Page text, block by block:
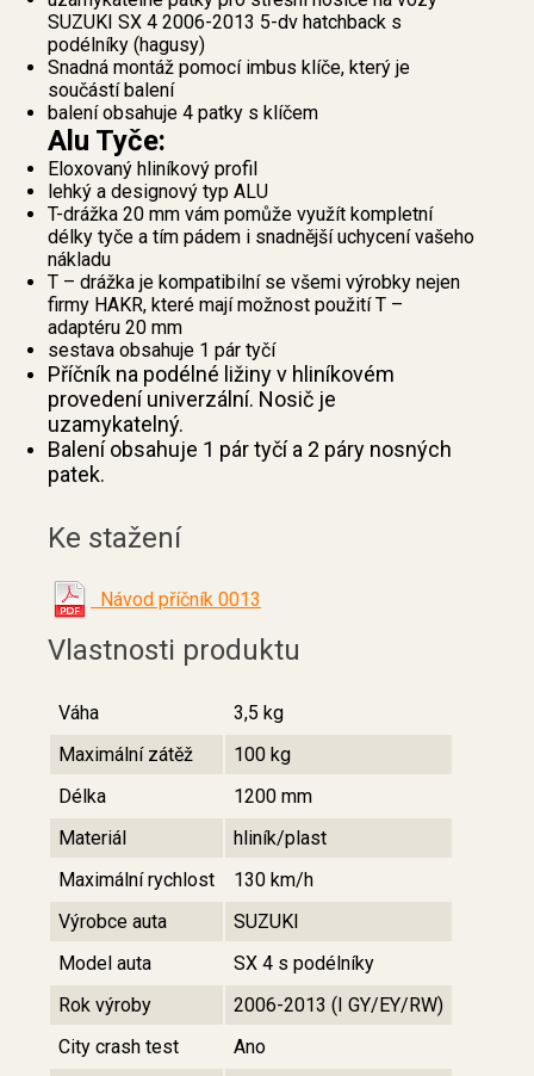
SUZUKI SX 4 2006-2013 5-dv hatchback s
podélníky (hagusy)
Snadná montáž pomocí imbus klíče, který je
součástí balení
balení obsahuje 4 patky s klíčem
Alu Tyče:
Eloxovaný hliníkový profil
lehký a designový typ ALU
T-drážka 20 mm vám pomůže využít kompletní
délky tyče a tím pádem i snadnější uchycení vašeho
nákladu
T – drážka je kompatibilní se všemi výrobky nejen
firmy HAKR, které mají možnost použití T –
adaptéru 20 mm
sestava obsahuje 1 pár tyčí
Příčník na podélné ližiny v hliníkovém
provedení univerzální. Nosič je
uzamykatelný.
Balení obsahuje 1 pár tyčí a 2 páry nosných
patek.
Ke stažení
Návod příčník 0013
Vlastnosti produktu
Váha
3,5 kg
Maximální zátěž
100 kg
Délka
1200 mm
Materiál
hliník/plast
Maximální rychlost
130 km/h
Výrobce auta
SUZUKI
Model auta
SX 4 s podélníky
Rok výroby
2006-2013 (I GY/EY/RW)
City crash test
Ano